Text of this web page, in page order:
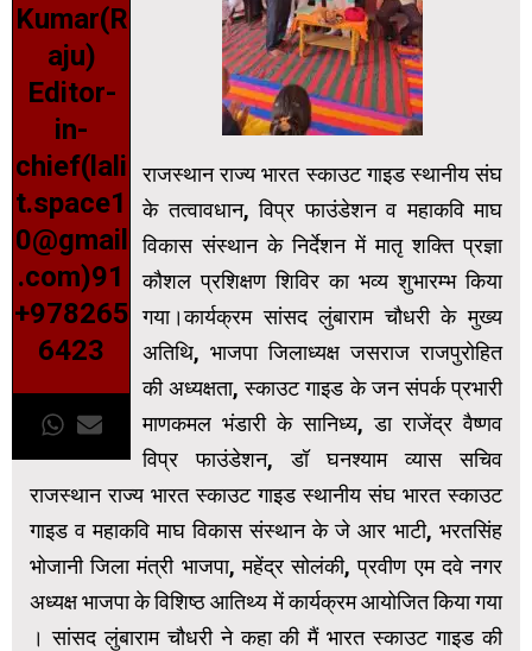
Kumar(R
aju)
Editor-
in-
chief(lali
t.space1
0@gmail
.com)91
+978265
6423
राजस्थान राज्य भारत स्काउट गाइड स्थानीय संघ
के तत्वावधान, विप्र फाउंडेशन व महाकवि माघ
विकास संस्थान के निर्देशन में मातृ शक्ति प्रज्ञा
कौशल प्रशिक्षण शिविर का भव्य शुभारम्भ किया
गया।कार्यक्रम सांसद लुंबाराम चौधरी के मुख्य
अतिथि, भाजपा जिलाध्यक्ष जसराज राजपुरोहित
की अध्यक्षता, स्काउट गाइड के जन संपर्क प्रभारी
माणकमल भंडारी के सानिध्य, डा राजेंद्र वैष्णव
विप्र फाउंडेशन, डॉ घनश्याम व्यास सचिव
राजस्थान राज्य भारत स्काउट गाइड स्थानीय संघ भारत स्काउट
गाइड व महाकवि माघ विकास संस्थान के जे आर भाटी, भरतसिंह
भोजानी जिला मंत्री भाजपा, महेंद्र सोलंकी, प्रवीण एम दवे नगर
अध्यक्ष भाजपा के विशिष्ठ आतिथ्य में कार्यक्रम आयोजित किया गया
। सांसद लुंबाराम चौधरी ने कहा की मैं भारत स्काउट गाइड की